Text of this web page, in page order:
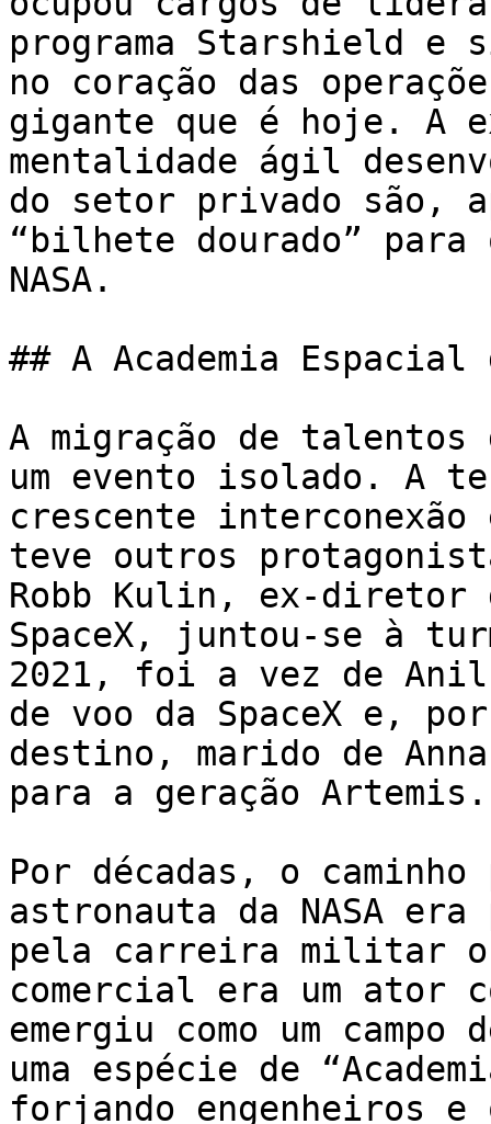
programa Starshield e
no coração das
gigante que é hoje. A
mentalidade ágil
do setor privado são,
“bilhete dourado”
NASA.
## A Academia Espacial
A migração de talentos
um evento isolado. A
crescente
teve outros
Robb Kulin, ex-diretor
SpaceX, juntou-se à
2021, foi a vez de
de voo da SpaceX e,
destino, marido de
para a geração Artemis.
Por décadas, o
astronauta da NASA
pela carreira militar
comercial era um ator
emergiu como um
uma espécie de
forjando engenheiros e